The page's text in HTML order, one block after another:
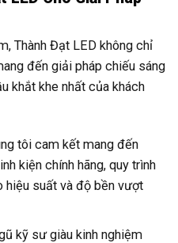
Thành Đạt LED không chỉ
đến giải pháp chiếu sáng
khắt khe nhất của khách
tôi cam kết mang đến
kiện chính hãng, quy trình
hiệu suất và độ bền vượt
kỹ sư giàu kinh nghiệm